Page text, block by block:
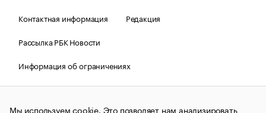
Контактная информация
Редакция
Рассылка РБК Новости
Информация об ограничениях
Правовая информация
О соблюдении авторских прав
Мы используем cookie. Это позволяет нам анализировать